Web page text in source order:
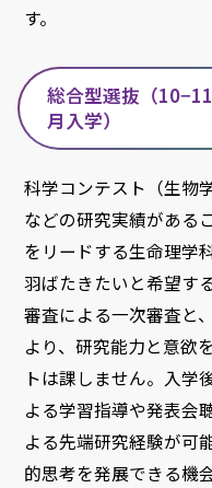
す。
総合型選抜（
月入学）
科学コンテスト（生物
などの研究実績がある
をリードする生命理学
羽ばたきたいと希望す
審査による一次審査と
より、研究能力と意欲
トは課しません。入学
よる学習指導や発表会
よる先端研究経験が可
的思考を発展できる機